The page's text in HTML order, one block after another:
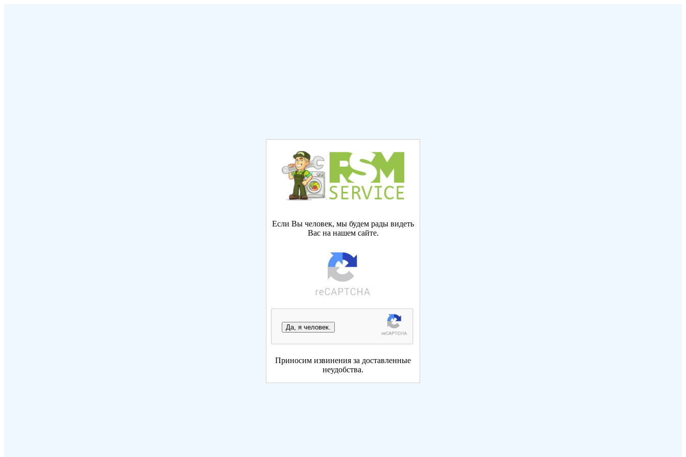
Если Вы человек, мы будем рады видеть
Вас на нашем сайте.
Да, я человек.
Приносим извинения за доставленные
неудобства.